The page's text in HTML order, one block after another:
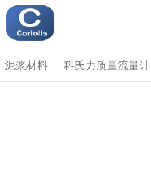
泥浆材料 科氏力质量流量计